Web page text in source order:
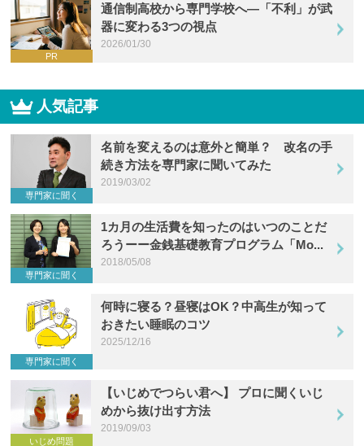
PR
通信制高校から専門学校へ―「不利」が武
器に変わる3つの視点
2026/01/30
人気記事
専門家に聞く
名前を変えるのは意外と簡単？ 改名の手
続き方法を専門家に聞いてみた
2019/03/02
専門家に聞く
1カ月の生活費を知ったのはいつのことだ
ろうーー金銭基礎教育プログラム「Mo...
2018/05/08
専門家に聞く
何時に寝る？昼寝はOK？中高生が知って
おきたい睡眠のコツ
2025/12/16
いじめ問題
【いじめでつらい君へ】 プロに聞くいじ
めから抜け出す方法
2019/09/03